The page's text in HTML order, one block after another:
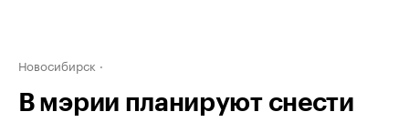
Новосибирск
В мэрии планируют снести